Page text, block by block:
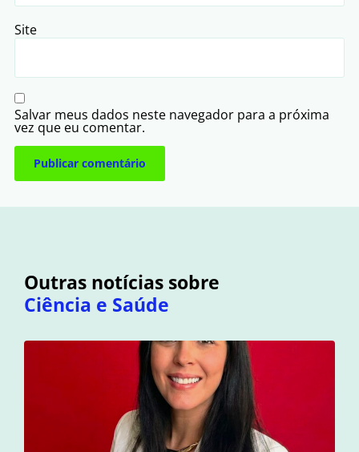
Site
Salvar meus dados neste navegador para a próxima
vez que eu comentar.
Outras notícias sobre
Ciência e Saúde